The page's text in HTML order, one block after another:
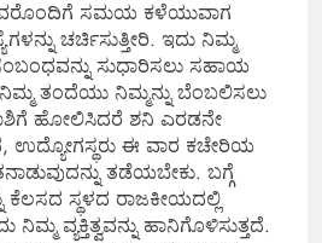
ಸಮಯ ಕಳೆಯುವಾಗ
ಚರ್ಚಿಸುತ್ತೀರಿ. ಇದು ನಿಮ್ಮ
ಸುಧಾರಿಸಲು ಸಹಾಯ
ತಂದೆಯು ನಿಮ್ಮನ್ನು ಬೆಂಬಲಿಸಲು
ರಾಶಿಗೆ ಹೋಲಿಸಿದರೆ ಶನಿ ಎರಡನೇ
ಉದ್ಯೋಗಸ್ಥರು ಈ ವಾರ ಕಚೇರಿಯ
ತಡೆಯಬೇಕು. ಬಗ್ಗೆ
ಕೆಲಸದ ಸ್ಥಳದ ರಾಜಕೀಯದಲ್ಲಿ
ವ್ಯಕ್ತಿತ್ವವನ್ನು ಹಾನಿಗೊಳಿಸುತ್ತದೆ.